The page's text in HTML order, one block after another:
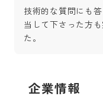
技術的な質問にも
当して下さった方
た。
企業情報